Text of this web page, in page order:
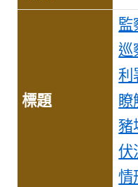
監
巡
利
豬
伏
情